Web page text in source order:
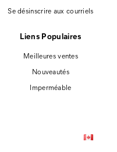
Se désinscrire aux courriels
Liens Populaires
Meilleures ventes
Nouveautés
Imperméable